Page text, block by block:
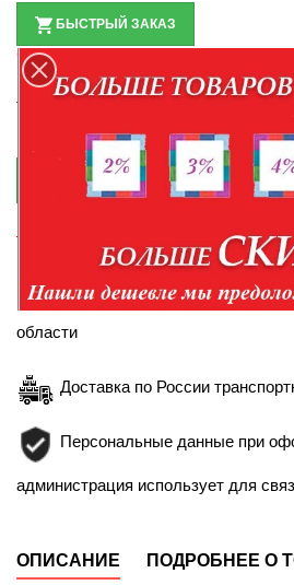
БЫСТРЫЙ ЗАКАЗ
Оплата при получении товара
По наличию товара уточняйте у
телефонам:+7-952-430-35-98
+7-904-094-99-99
КУПИТЬ В КРЕДИТ
Доставка в пределах
области
Доставка по России
Персональные данные при
администрация использует для
ОПИСАНИЕ
ПОДРОБНЕЕ О